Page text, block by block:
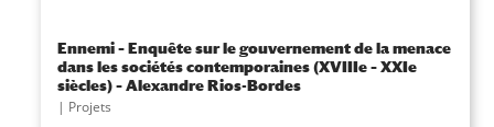
Ennemi – Enquête sur le gouvernement de la menace
dans les sociétés contemporaines (XVIIIe – XXIe
siècles) – Alexandre Rios-Bordes
| Projets